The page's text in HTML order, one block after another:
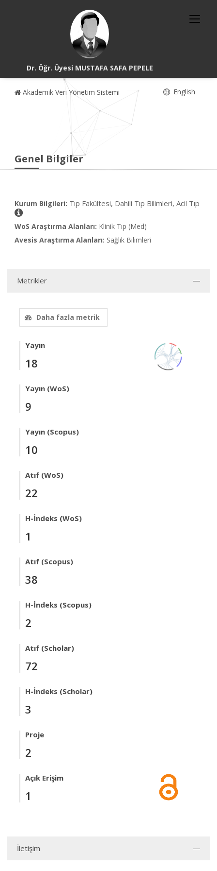
Dr. Öğr. Üyesi MUSTAFA SAFA PEPELE
Akademik Veri Yönetim Sistemi English
Genel Bilgiler
Kurum Bilgileri: Tıp Fakültesi, Dahili Tıp Bilimleri, Acil Tıp
WoS Araştırma Alanları: Klinik Tıp (Med)
Avesis Araştırma Alanları: Sağlık Bilimleri
Metrikler
Daha fazla metrik
Yayın
18
Yayın (WoS)
9
Yayın (Scopus)
10
Atıf (WoS)
22
H-İndeks (WoS)
1
Atıf (Scopus)
38
H-İndeks (Scopus)
2
Atıf (Scholar)
72
H-İndeks (Scholar)
3
Proje
2
Açık Erişim
1
İletişim